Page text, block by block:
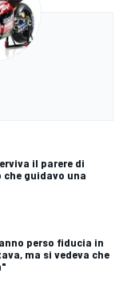
il parere di
guidavo una
perso fiducia in
ma si vedeva che